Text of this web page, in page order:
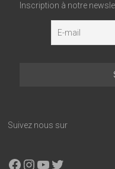
Inscription à notre
Suivez nous sur
Facebook
Instagram
YouTube
X